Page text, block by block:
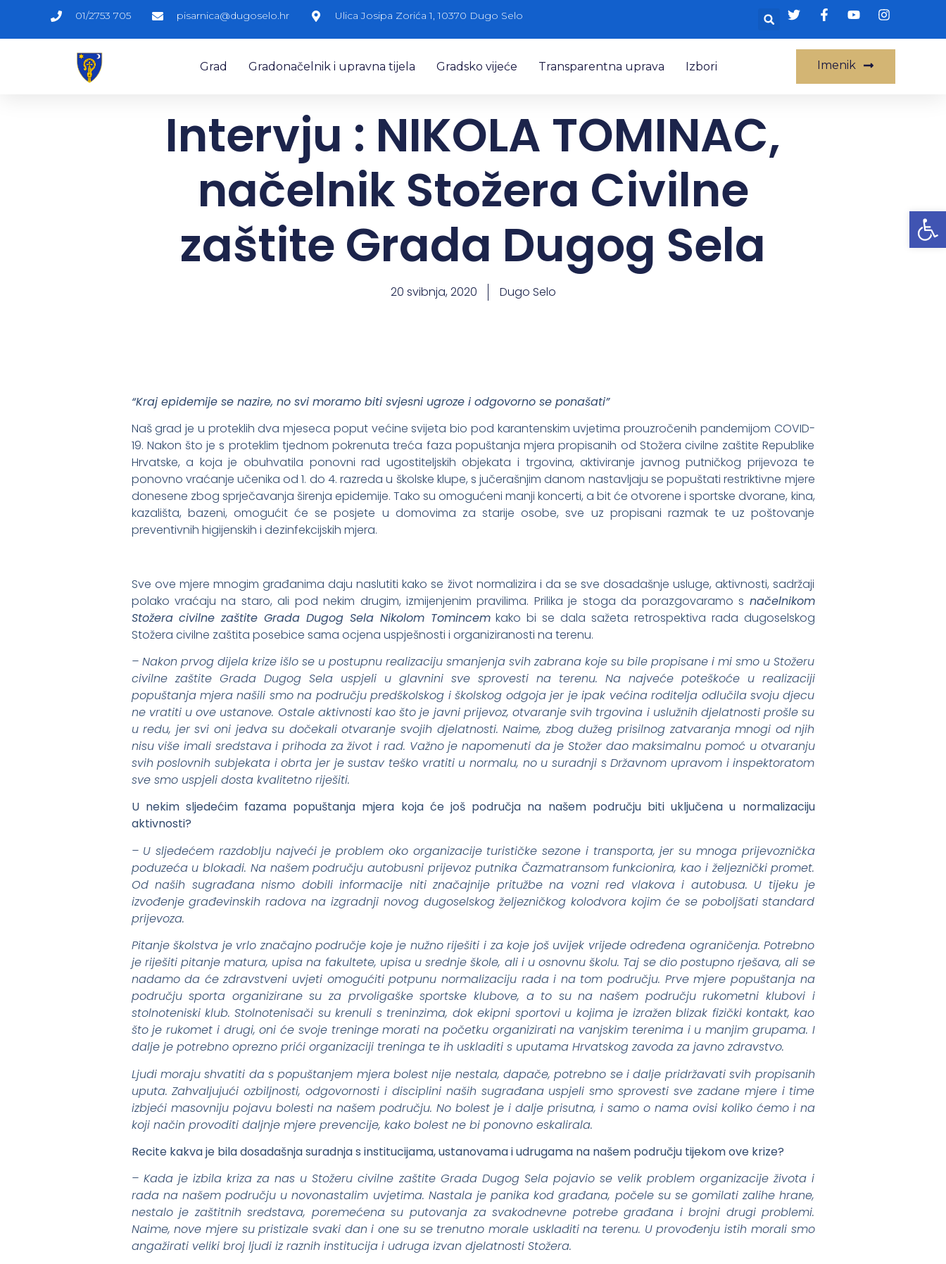
01/2753 705 pisarnica@dugoselo.hr Ulica Josipa Zorića 1, 10370 Dugo Selo
Grad Gradonačelnik i upravna tijela Gradsko vijeće Transparentna uprava Izbori Imenik
Intervju : NIKOLA TOMINAC,
načelnik Stožera Civilne
zaštite Grada Dugog Sela
20 svibnja, 2020 Dugo Selo
“Kraj epidemije se nazire, no svi moramo biti svjesni ugroze i odgovorno se ponašati”
Naš grad je u proteklih dva mjeseca poput većine svijeta bio pod karantenskim uvjetima prouzročenih pandemijom COVID-
19. Nakon što je s proteklim tjednom pokrenuta treća faza popuštanja mjera propisanih od Stožera civilne zaštite Republike
Hrvatske, a koja je obuhvatila ponovni rad ugostiteljskih objekata i trgovina, aktiviranje javnog putničkog prijevoza te
ponovno vraćanje učenika od 1. do 4. razreda u školske klupe, s jučerašnjim danom nastavljaju se popuštati restriktivne mjere
donesene zbog sprječavanja širenja epidemije. Tako su omogućeni manji koncerti, a bit će otvorene i sportske dvorane, kina,
kazališta, bazeni, omogućit će se posjete u domovima za starije osobe, sve uz propisani razmak te uz poštovanje
preventivnih higijenskih i dezinfekcijskih mjera.
Sve ove mjere mnogim građanima daju naslutiti kako se život normalizira i da se sve dosadašnje usluge, aktivnosti, sadržaji
polako vraćaju na staro, ali pod nekim drugim, izmijenjenim pravilima. Prilika je stoga da porazgovaramo s načelnikom
Stožera civilne zaštite Grada Dugog Sela Nikolom Tomincemkako bi se dala sažeta retrospektiva rada dugoselskog
Stožera civilne zaštita posebice sama ocjena uspješnosti i organiziranosti na terenu.
– Nakon prvog dijela krize išlo se u postupnu realizaciju smanjenja svih zabrana koje su bile propisane i mi smo u Stožeru
civilne zaštite Grada Dugog Sela uspjeli u glavnini sve sprovesti na terenu. Na najveće poteškoće u realizaciji
popuštanja mjera našili smo na području predškolskog i školskog odgoja jer je ipak većina roditelja odlučila svoju djecu
ne vratiti u ove ustanove. Ostale aktivnosti kao što je javni prijevoz, otvaranje svih trgovina i uslužnih djelatnosti prošle su
u redu, jer svi oni jedva su dočekali otvaranje svojih djelatnosti. Naime, zbog dužeg prisilnog zatvaranja mnogi od njih
nisu više imali sredstava i prihoda za život i rad. Važno je napomenuti da je Stožer dao maksimalnu pomoć u otvaranju
svih poslovnih subjekata i obrta jer je sustav teško vratiti u normalu, no u suradnji s Državnom upravom i inspektoratom
sve smo uspjeli dosta kvalitetno riješiti.
U nekim sljedećim fazama popuštanja mjera koja će još područja na našem području biti uključena u normalizaciju
aktivnosti?
– U sljedećem razdoblju najveći je problem oko organizacije turističke sezone i transporta, jer su mnoga prijevoznička
poduzeća u blokadi. Na našem području autobusni prijevoz putnika Čazmatransom funkcionira, kao i željeznički promet.
Od naših sugrađana nismo dobili informacije niti značajnije pritužbe na vozni red vlakova i autobusa. U tijeku je
izvođenje građevinskih radova na izgradnji novog dugoselskog željezničkog kolodvora kojim će se poboljšati standard
prijevoza.
Pitanje školstva je vrlo značajno područje koje je nužno riješiti i za koje još uvijek vrijede određena ograničenja. Potrebno
je riješiti pitanje matura, upisa na fakultete, upisa u srednje škole, ali i u osnovnu školu. Taj se dio postupno rješava, ali se
nadamo da će zdravstveni uvjeti omogućiti potpunu normalizaciju rada i na tom području. Prve mjere popuštanja na
području sporta organizirane su za prvoligaške sportske klubove, a to su na našem području rukometni klubovi i
stolnoteniski klub. Stolnotenisači su krenuli s treninzima, dok ekipni sportovi u kojima je izražen blizak fizički kontakt, kao
što je rukomet i drugi, oni će svoje treninge morati na početku organizirati na vanjskim terenima i u manjim grupama. I
dalje je potrebno oprezno prići organizaciji treninga te ih uskladiti s uputama Hrvatskog zavoda za javno zdravstvo.
Ljudi moraju shvatiti da s popuštanjem mjera bolest nije nestala, dapače, potrebno se i dalje pridržavati svih propisanih
uputa. Zahvaljujući ozbiljnosti, odgovornosti i disciplini naših sugrađana uspjeli smo sprovesti sve zadane mjere i time
izbjeći masovniju pojavu bolesti na našem području. No bolest je i dalje prisutna, i samo o nama ovisi koliko ćemo i na
koji način provoditi daljnje mjere prevencije, kako bolest ne bi ponovno eskalirala.
Recite kakva je bila dosadašnja suradnja s institucijama, ustanovama i udrugama na našem području tijekom ove krize?
– Kada je izbila kriza za nas u Stožeru civilne zaštite Grada Dugog Sela pojavio se velik problem organizacije života i
rada na našem području u novonastalim uvjetima. Nastala je panika kod građana, počele su se gomilati zalihe hrane,
nestalo je zaštitnih sredstava, poremećena su putovanja za svakodnevne potrebe građana i brojni drugi problemi.
Naime, nove mjere su pristizale svaki dan i one su se trenutno morale uskladiti na terenu. U provođenju istih morali smo
angažirati veliki broj ljudi iz raznih institucija i udruga izvan djelatnosti Stožera.